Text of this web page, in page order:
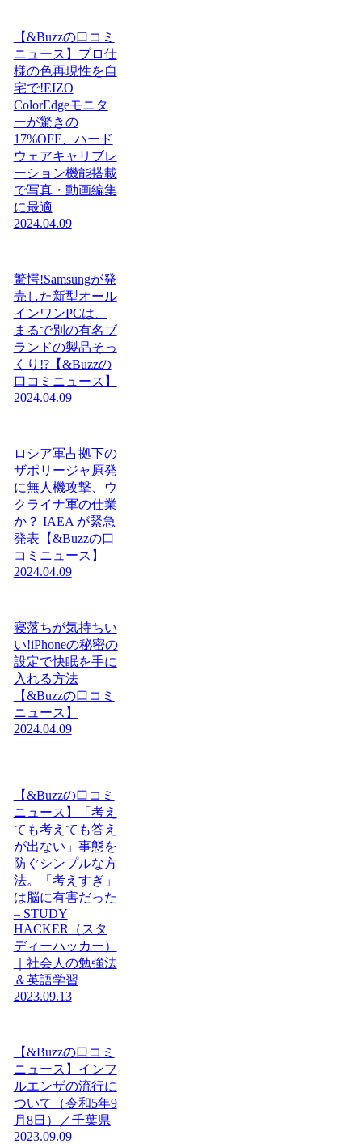
【&Buzzの口コミ
ニュース】プロ仕
様の色再現性を自
宅で!EIZO
ColorEdgeモニタ
ーが驚きの
17%OFF、ハード
ウェアキャリブレ
ーション機能搭載
で写真・動画編集
に最適
2024.04.09
驚愕!Samsungが発
売した新型オール
インワンPCは、
まるで別の有名ブ
ランドの製品そっ
くり!?【&Buzzの
口コミニュース】
2024.04.09
ロシア軍占拠下の
ザポリージャ原発
に無人機攻撃、ウ
クライナ軍の仕業
か？ IAEA が緊急
発表【&Buzzの口
コミニュース】
2024.04.09
寝落ちが気持ちい
い!iPhoneの秘密の
設定で快眠を手に
入れる方法
【&Buzzの口コミ
ニュース】
2024.04.09
【&Buzzの口コミ
ニュース】「考え
ても考えても答え
が出ない」事態を
防ぐシンプルな方
法。「考えすぎ」
は脳に有害だった
– STUDY
HACKER（スタ
ディーハッカー）
｜社会人の勉強法
＆英語学習
2023.09.13
【&Buzzの口コミ
ニュース】インフ
ルエンザの流行に
ついて（令和5年9
月8日）／千葉県
2023.09.09